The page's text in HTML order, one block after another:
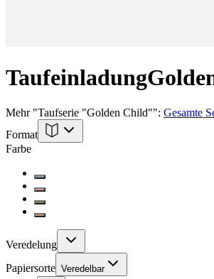
Taufeinladung
Mehr"Taufserie "Golden Child"": Gesamte
Format
Farbe
Veredelung
Papiersorte Veredelbar